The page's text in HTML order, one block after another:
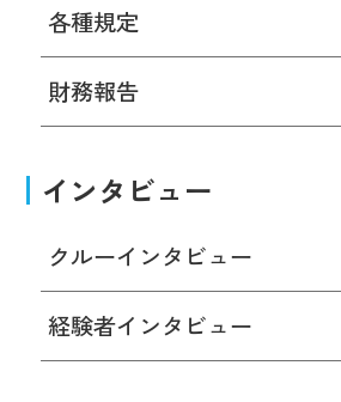
各種規定
財務報告
インタビュー
クルーインタビュー
経験者インタビュー